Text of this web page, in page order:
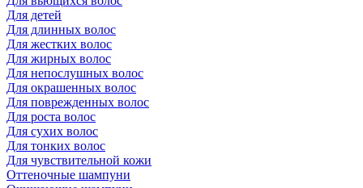
Для детей
Для длинных волос
Для жестких волос
Для жирных волос
Для непослушных волос
Для окрашенных волос
Для поврежденных волос
Для роста волос
Для сухих волос
Для тонких волос
Для чувствительной кожи
Оттеночные шампуни